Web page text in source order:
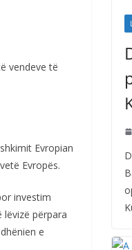
vendeve të
Evropian
Evropës.
investim
përpara
e